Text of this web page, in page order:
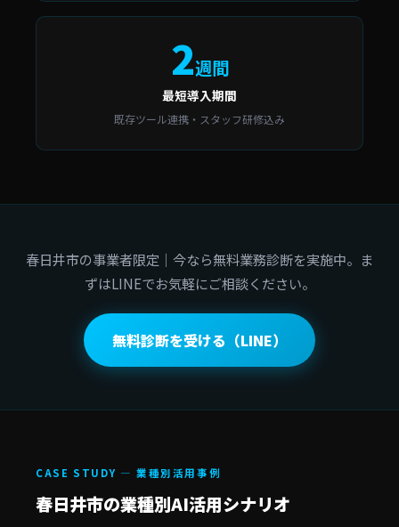
2週間
最短導入期間
既存ツール連携・スタッフ研修込み
春日井市の事業者限定｜今なら無料業務診断を実施中。ま
ずはLINEでお気軽にご相談ください。
無料診断を受ける（LINE）
CASE STUDY — 業種別活用事例
春日井市の業種別AI活用シナリオ